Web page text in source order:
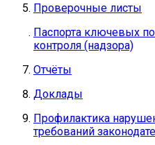
Проверочные листы
Паспорта ключевых
контроля (надзора)
Отчёты
Доклады
Профилактика
требований